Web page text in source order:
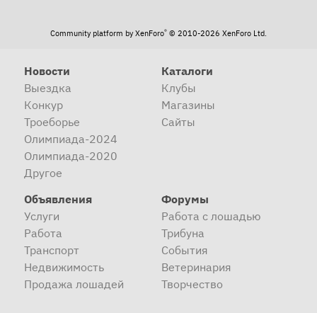
Community platform by XenForo® © 2010-2026 XenForo Ltd.
Новости
Выездка
Конкур
Троеборье
Олимпиада-2024
Олимпиада-2020
Другое
Каталоги
Клубы
Магазины
Сайты
Объявления
Услуги
Работа
Транспорт
Недвижимость
Продажа лошадей
Форумы
Работа с лошадью
Трибуна
События
Ветеринария
Творчество